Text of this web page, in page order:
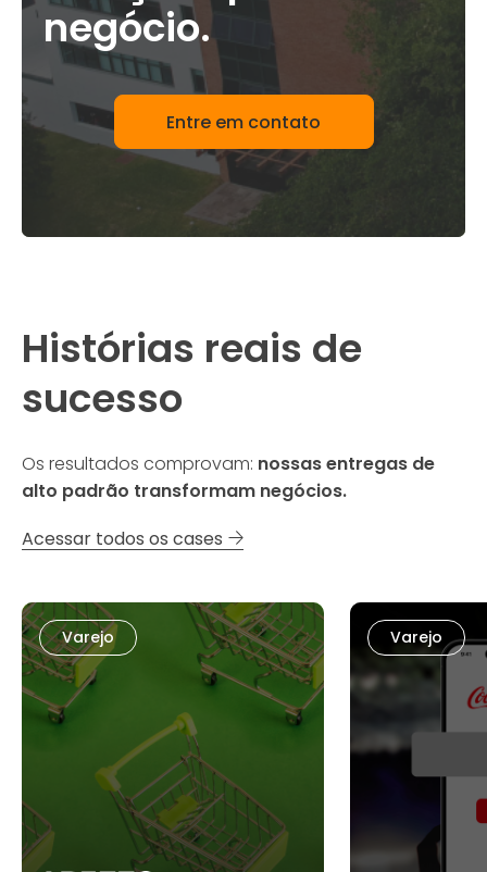
negócio.
Entre em contato
Histórias reais de
sucesso
Os resultados comprovam: nossas entregas de
alto padrão transformam negócios.
Acessar todos os cases
Varejo Varejo